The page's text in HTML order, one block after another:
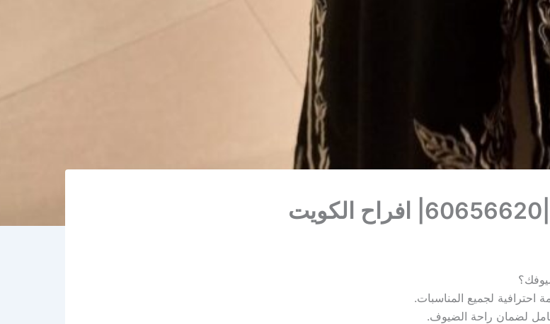
احترافية لجميع المناسبات.
لضمان راحة الضيوف.